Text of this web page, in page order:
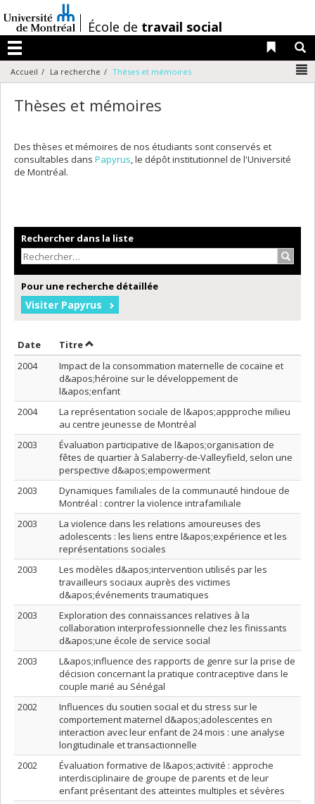
au
contenu
/École de travail social
Menu
Liens
Accueil La recherche Thèses et mémoires
Thèses et mémoires
Des thèses et mémoires de nos étudiants sont conservés et
consultables dans Papyrus, le dépôt institutionnel de l'Université
de Montréal.
Rechercher dans la liste
Pour une recherche détaillée
Visiter Papyrus
Date Trier par date en ordre croissant
TitreTrier par titre en ordre croissant
2004
Impact de la consommation maternelle de cocaïne et
d&apos;héroïne sur le développement de
l&apos;enfant
2004
La représentation sociale de l&apos;appproche milieu
au centre jeunesse de Montréal
2003
Évaluation participative de l&apos;organisation de
fêtes de quartier à Salaberry-de-Valleyfield, selon une
perspective d&apos;empowerment
2003
Dynamiques familiales de la communauté hindoue de
Montréal : contrer la violence intrafamiliale
2003
La violence dans les relations amoureuses des
adolescents : les liens entre l&apos;expérience et les
représentations sociales
2003
Les modèles d&apos;intervention utilisés par les
travailleurs sociaux auprès des victimes
d&apos;événements traumatiques
2003
Exploration des connaissances relatives à la
collaboration interprofessionnelle chez les finissants
d&apos;une école de service social
2003
L&apos;influence des rapports de genre sur la prise de
décision concernant la pratique contraceptive dans le
couple marié au Sénégal
2002
Influences du soutien social et du stress sur le
comportement maternel d&apos;adolescentes en
interaction avec leur enfant de 24 mois : une analyse
longitudinale et transactionnelle
2002
Évaluation formative de l&apos;activité : approche
interdisciplinaire de groupe de parents et de leur
enfant présentant des atteintes multiples et sévères